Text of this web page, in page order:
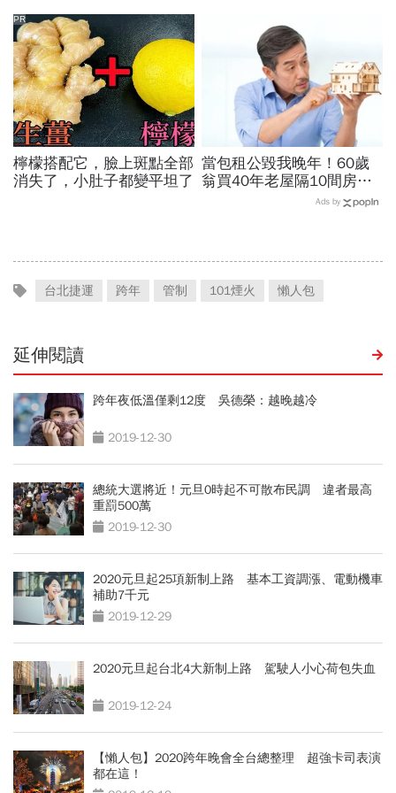
看：3/23前一定要完成這
件事
檸檬搭配它，臉上斑點全部
消失了，小肚子都變平坦了
PR
當包租公毀我晚年！60歲
翁買40年老屋隔10間房，
想躺賺卻月月倒賠，淪夜班
Ads by
台北捷運 跨年 管制 101煙火 懶人包
延伸閱讀
跨年夜低溫僅剩12度 吳德榮：越晚越冷
2019-12-30
總統大選將近！元旦0時起不可散布民調 違者最高
重罰500萬
2019-12-30
2020元旦起25項新制上路 基本工資調漲、電動機車
補助7千元
2019-12-29
2020元旦起台北4大新制上路 駕駛人小心荷包失血
2019-12-24
【懶人包】2020跨年晚會全台總整理 超強卡司表演
都在這！